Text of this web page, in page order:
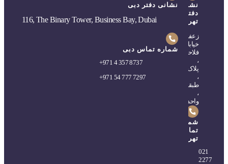
نشانی
دفتر
تهران
زعفرانیه،
خیابان
فلاحی
،
،
،
واحد۴
شماره
تماس
تهران
021
2277
نشانی دفتر دبی
116, The Binary Tower, Business Bay, Dubai
شماره تماس دبی
+971 4 357 8737
+971 54 777 7297